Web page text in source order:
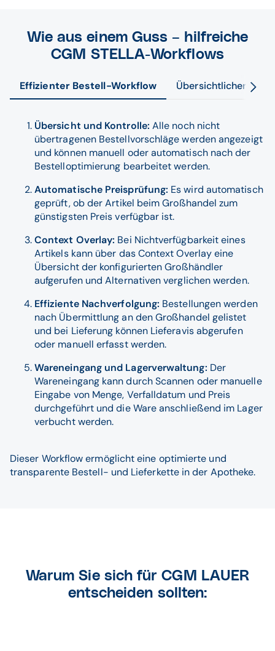
angezeigt
Klare Designsprache erzeugt mehr
Übersichtlichkeit.
Optimiert für die Tablet-Anwendung
Wie aus einem Guss – hilfreiche
CGM STELLA-Workflows
Effizienter Bestell-Workflow Übersichtlicher
Übersicht und Kontrolle: Alle noch nicht
übertragenen Bestellvorschläge werden angezeigt
und können manuell oder automatisch nach der
Bestelloptimierung bearbeitet werden.
Automatische Preisprüfung: Es wird automatisch
geprüft, ob der Artikel beim Großhandel zum
günstigsten Preis verfügbar ist.
Context Overlay: Bei Nichtverfügbarkeit eines
Artikels kann über das Context Overlay eine
Übersicht der konfigurierten Großhändler
aufgerufen und Alternativen verglichen werden.
Effiziente Nachverfolgung: Bestellungen werden
nach Übermittlung an den Großhandel gelistet
und bei Lieferung können Lieferavis abgerufen
oder manuell erfasst werden.
Wareneingang und Lagerverwaltung: Der
Wareneingang kann durch Scannen oder manuelle
Eingabe von Menge, Verfalldatum und Preis
durchgeführt und die Ware anschließend im Lager
verbucht werden.
Dieser Workflow ermöglicht eine optimierte und
transparente Bestell- und Lieferkette in der Apotheke.
Warum Sie sich für CGM LAUER
entscheiden sollten: